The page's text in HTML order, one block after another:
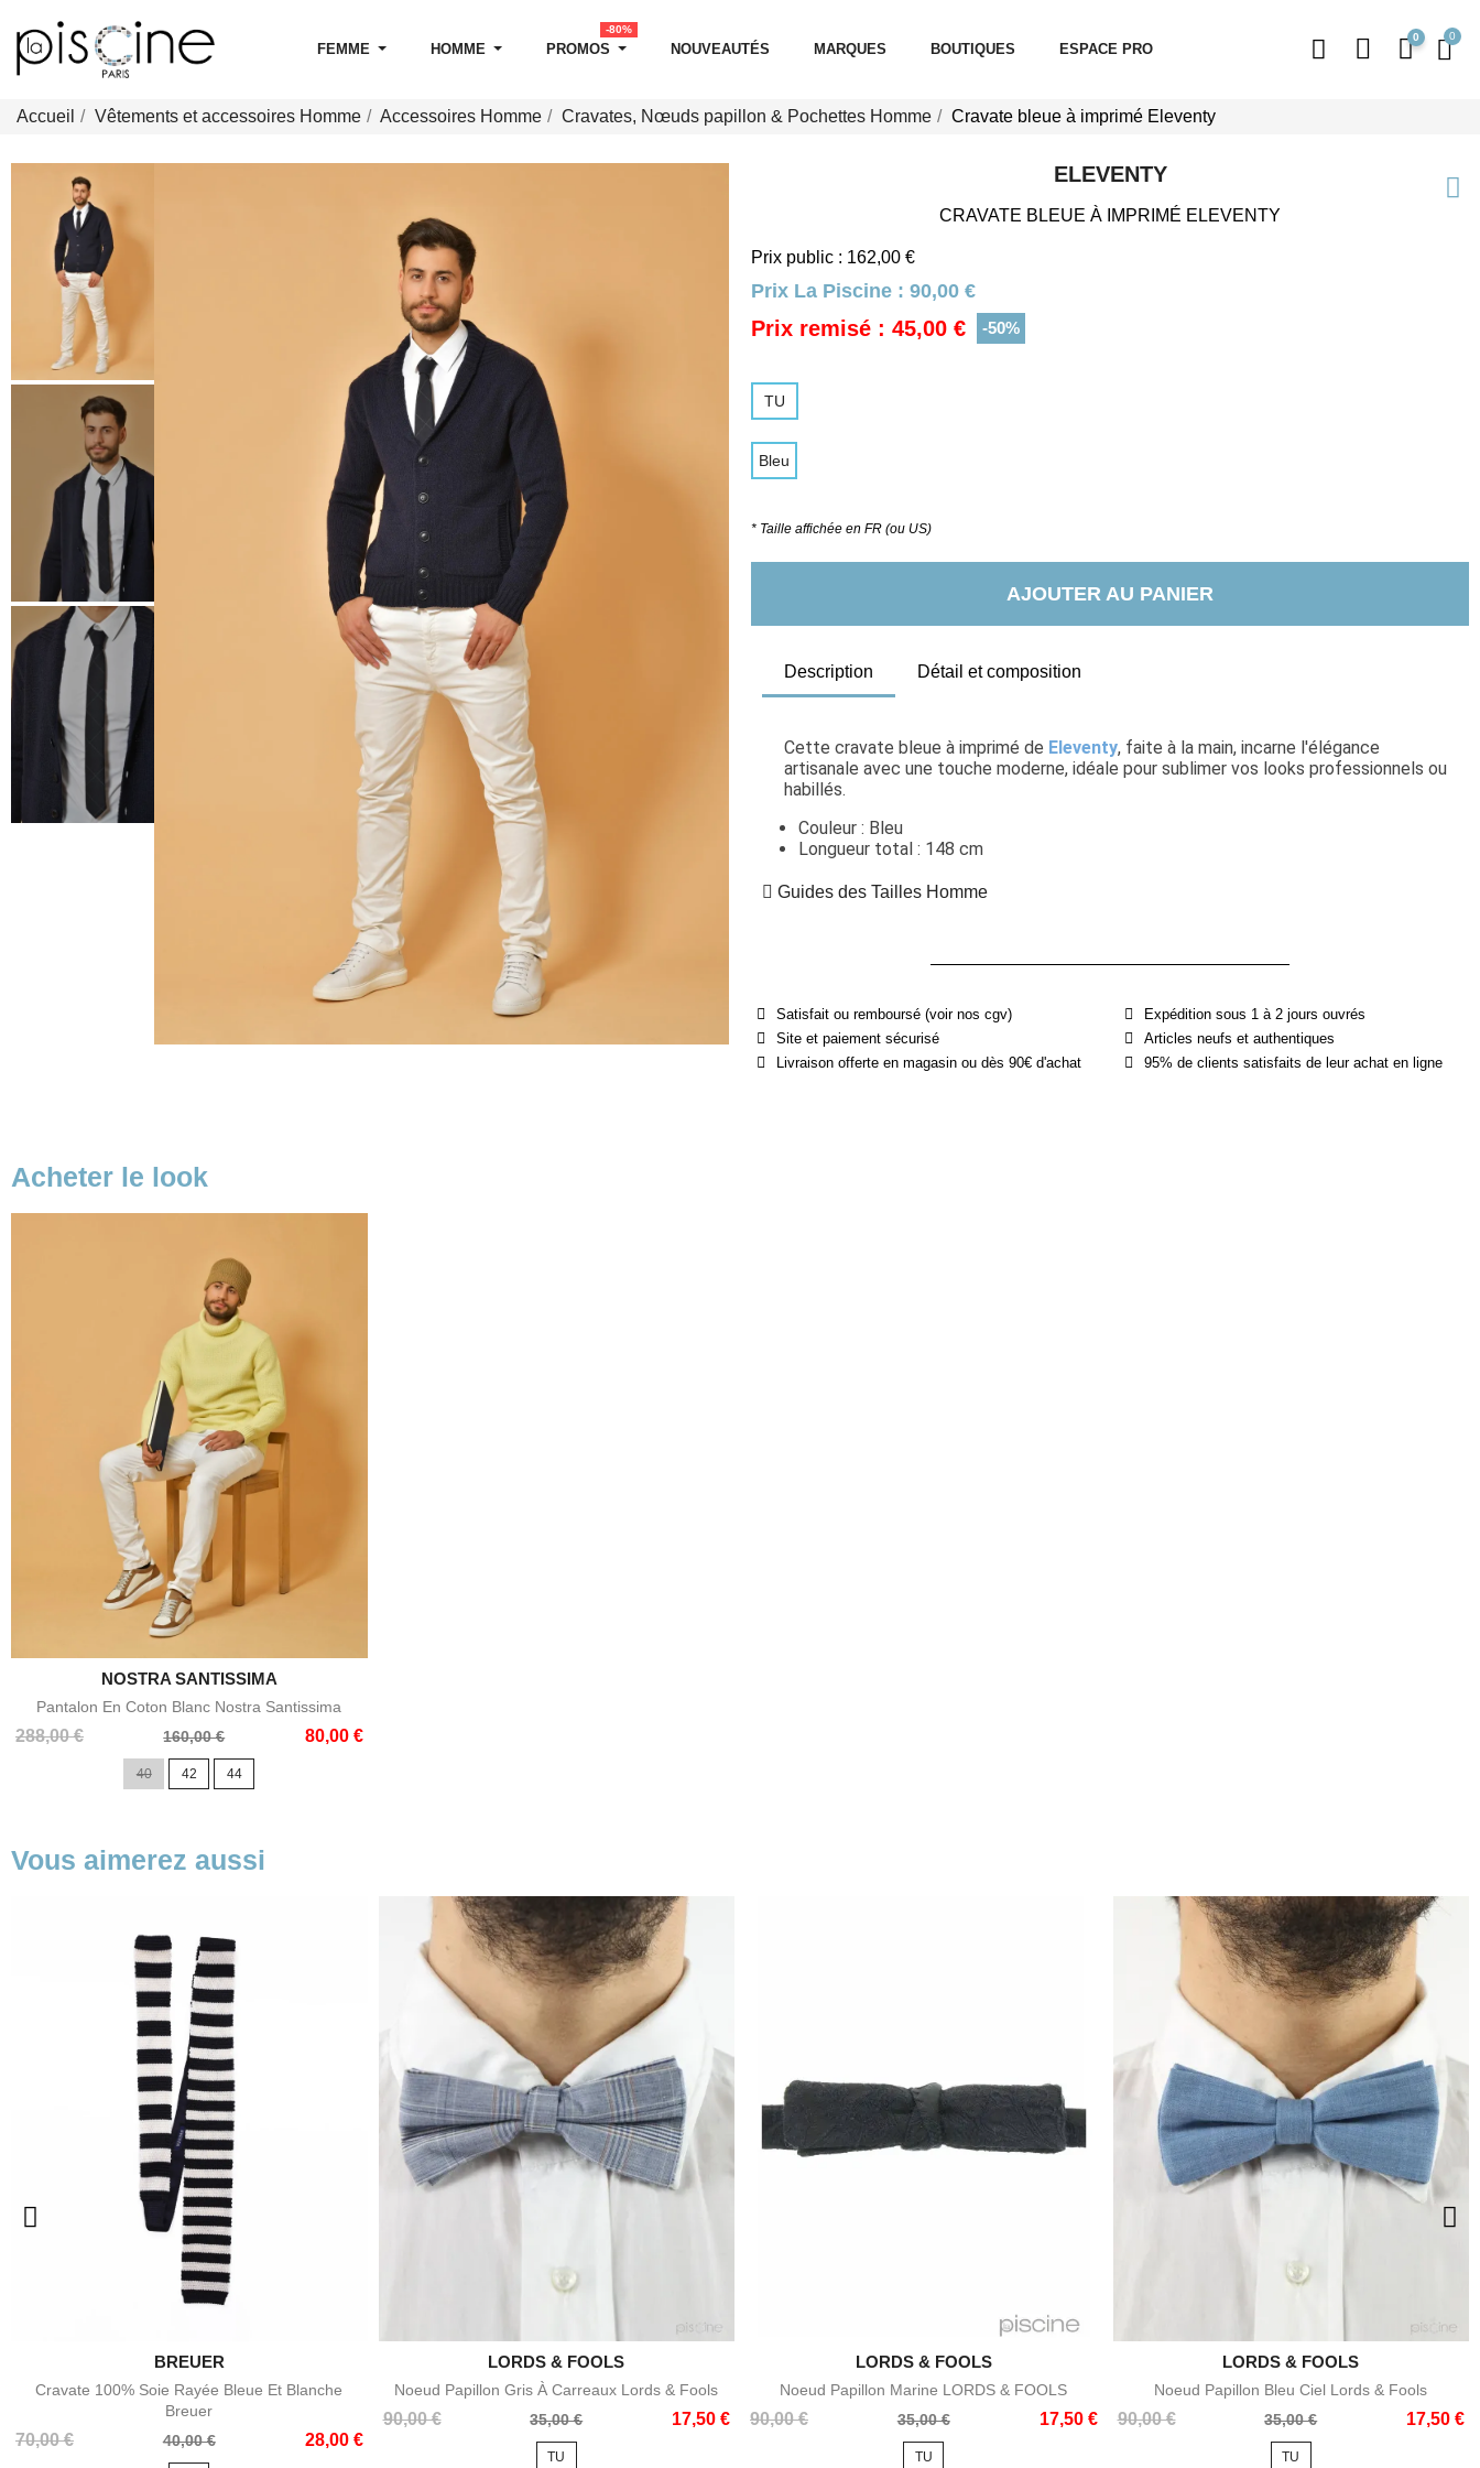
FEMME HOMME PROMOS
-80%
NOUVEAUTÉS MARQUES BOUTIQUES ESPACE PRO
0
Accueil Vêtements et accessoires Homme Accessoires Homme Cravates, Nœuds papillon & Pochettes Homme Cravate bleue à imprimé Eleventy
ELEVENTY
CRAVATE BLEUE À IMPRIMÉ ELEVENTY
Prix public : 162,00 €
Prix La Piscine : 90,00 €
Prix remisé : 45,00 € -50%
TU
Bleu
* Taille affichée en FR (ou US)
AJOUTER AU PANIER
Description Détail et composition
Cette cravate bleue à imprimé de Eleventy, faite à la main, incarne l'élégance
artisanale avec une touche moderne, idéale pour sublimer vos looks professionnels ou
habillés.
Couleur : Bleu
Longueur total : 148 cm
Guides des Tailles Homme
Satisfait ou remboursé (voir nos cgv)
Site et paiement sécurisé
Livraison offerte en magasin ou dès 90€ d'achat
Expédition sous 1 à 2 jours ouvrés
Articles neufs et authentiques
95% de clients satisfaits de leur achat en ligne
Acheter le look
Aperçu rapide
NOSTRA SANTISSIMA
Pantalon En Coton Blanc Nostra Santissima
288,00 €
Prix
160,00 € 80,00 €
Prix
40 42 44
Vous aimerez aussi
Aperçu rapide
BREUER
Cravate 100% Soie Rayée Bleue Et Blanche
Breuer
70,00 €
Prix
40,00 € 28,00 €
Prix
Aperçu rapide
LORDS & FOOLS
Noeud Papillon Gris À Carreaux Lords & Fools
90,00 €
Prix
35,00 € 17,50 €
Prix
TU
Aperçu rapide
LORDS & FOOLS
Noeud Papillon Marine LORDS & FOOLS
90,00 €
Prix
35,00 € 17,50 €
Prix
TU
Aperçu rapide
LORDS & FOOLS
Noeud Papillon Bleu Ciel Lords & Fools
90,00 €
Prix
35,00 € 17,50 €
Prix
TU